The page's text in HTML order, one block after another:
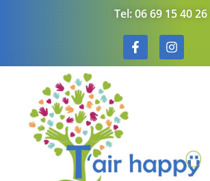
Tel: 06 69 15 40 26